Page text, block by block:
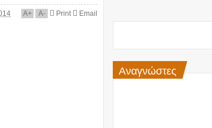
A+ A- Print Email
Αναγνώστες